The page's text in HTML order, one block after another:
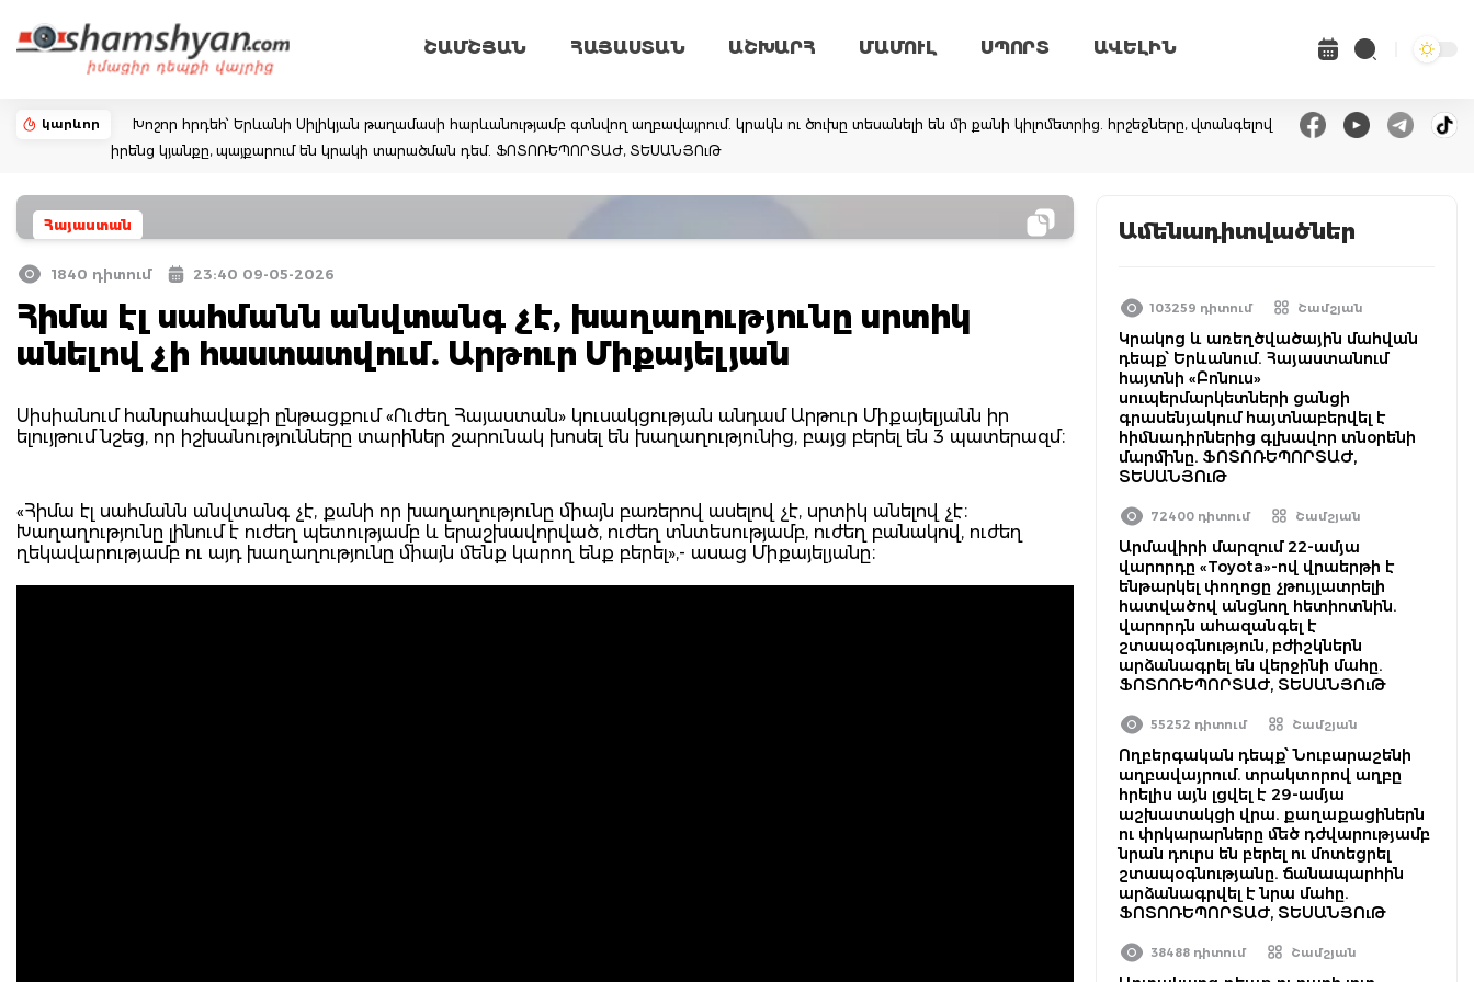
ՇԱՄՇՅԱՆ ՀԱՅԱՍՏԱՆ ԱՇԽԱՐՀ ՄԱՄՈՒԼ ՍՊՈՐՏ ԱՎԵԼԻՆ
կարևոր
Խոշոր հրդեհ՝ Երևանի Սիլիկյան թաղամասի հարևանությամբ գտնվող աղբավայրում. կրակն ու ծուխը տեսանելի են մի քանի կիլոմետրից. հրշեջները, վտանգելով
իրենց կյանքը, պայքարում են կրակի տարածման դեմ. ՖՈՏՈՌԵՊՈՐՏԱԺ, ՏԵՍԱՆՅՈւԹ
Հայաստան
1840 դիտում 23:40 09-05-2026
Հիմա էլ սահմանն անվտանգ չէ, խաղաղությունը սրտիկ
անելով չի հաստատվում. Արթուր Միքայելյան
Սիսիանում հանրահավաքի ընթացքում «Ուժեղ Հայաստան» կուսակցության անդամ Արթուր Միքայելյանն իր
ելույթում նշեց, որ իշխանությունները տարիներ շարունակ խոսել են խաղաղությունից, բայց բերել են 3 պատերազմ։
«Հիմա էլ սահմանն անվտանգ չէ, քանի որ խաղաղությունը միայն բառերով ասելով չէ, սրտիկ անելով չէ։
Խաղաղությունը լինում է ուժեղ պետությամբ և երաշխավորված, ուժեղ տնտեսությամբ, ուժեղ բանակով, ուժեղ
ղեկավարությամբ ու այդ խաղաղությունը միայն մենք կարող ենք բերել»,- ասաց Միքայելյանը։
Ամենադիտվածներ
103259 դիտում Շամշյան
Կրակոց և առեղծվածային մահվան
դեպք՝ Երևանում. Հայաստանում
հայտնի «Բոնուս»
սուպերմարկետների ցանցի
գրասենյակում հայտնաբերվել է
հիմնադիրներից գլխավոր տնօրենի
մարմինը. ՖՈՏՈՌԵՊՈՐՏԱԺ,
ՏԵՍԱՆՅՈւԹ
72400 դիտում Շամշյան
Արմավիրի մարզում 22-ամյա
վարորդը «Toyota»-ով վրաերթի է
ենթարկել փողոցը չթույլատրելի
հատվածով անցնող հետիոտնին.
վարորդն ահազանգել է
շտապօգնություն, բժիշկներն
արձանագրել են վերջինի մահը.
ՖՈՏՈՌԵՊՈՐՏԱԺ, ՏԵՍԱՆՅՈւԹ
55252 դիտում Շամշյան
Ողբերգական դեպք՝ Նուբարաշենի
աղբավայրում. տրակտորով աղբը
հրելիս այն լցվել է 29-ամյա
աշխատակցի վրա. քաղաքացիներն
ու փրկարարները մեծ դժվարությամբ
նրան դուրս են բերել ու մոտեցրել
շտապօգնությանը. ճանապարհին
արձանագրվել է նրա մահը.
ՖՈՏՈՌԵՊՈՐՏԱԺ, ՏԵՍԱՆՅՈւԹ
38488 դիտում Շամշյան